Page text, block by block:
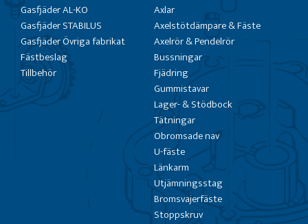
Gasfjäder AL-KO
Gasfjäder STABILUS
Gasfjäder Övriga fabrikat
Fästbeslag
Tillbehör
Axlar
Axelstötdämpare & Fäste
Axelrör & Pendelrör
Bussningar
Fjädring
Gummistavar
Lager- & Stödbock
Tätningar
Obromsade nav
U-fäste
Länkarm
Utjämningsstag
Bromsvajerfäste
Stoppskruv